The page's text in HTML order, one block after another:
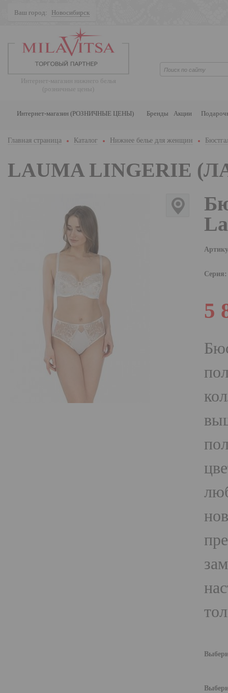
Ваш город: Новосибирск
Интернет-магазин нижнего белья
(розничные цены)
Интернет-магазин (РОЗНИЧНЫЕ ЦЕНЫ) Бренды Акции
Главная страница Каталог Нижнее белье для женщин
LAUMA LINGERIE
Серия:
5